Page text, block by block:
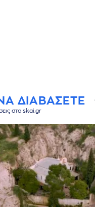
ΔΙΑΒΑΣΕΤΕ
στο skai.gr